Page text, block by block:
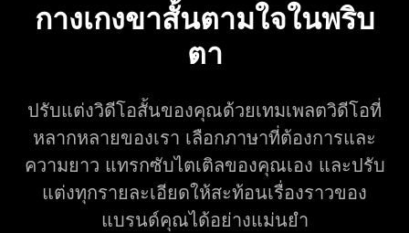
กางเกงขาสั้นตามใจในพริบ
ตา
ปรับแต่งวิดีโอสั้นของคุณด้วยเทมเพลตวิดีโอที่
หลากหลายของเรา เลือกภาษาที่ต้องการและ
ความยาว แทรกซับไตเติลของคุณเอง และปรับ
แต่งทุกรายละเอียดให้สะท้อนเรื่องราวของ
แบรนด์คุณได้อย่างแม่นยำ